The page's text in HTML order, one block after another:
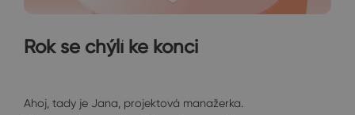
Rok se chýlí ke konci
Ahoj, tady je Jana, projektová manažerka.